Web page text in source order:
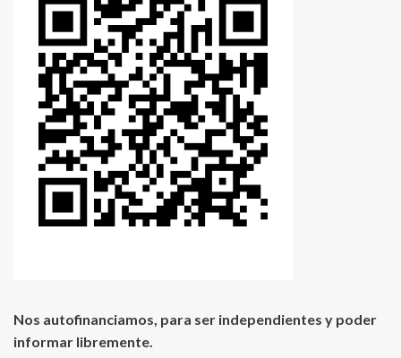
Nos autofinanciamos, para ser independientes y poder
informar libremente.